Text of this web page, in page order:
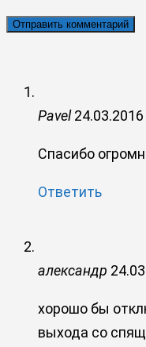
Pavel
Спасибо
Ответить
александр
хорошо бы
выхода со